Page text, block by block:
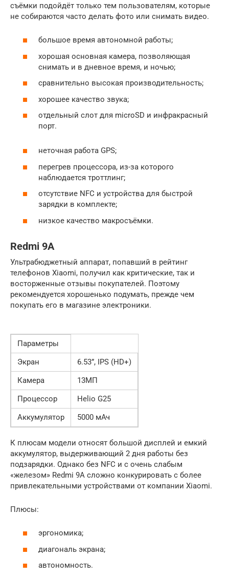
съёмки подойдёт только тем пользователям, которые
не собираются часто делать фото или снимать видео.
большое время автономной работы;
хорошая основная камера, позволяющая
снимать и в дневное время, и ночью;
сравнительно высокая производительность;
хорошее качество звука;
отдельный слот для microSD и инфракрасный
порт.
неточная работа GPS;
перегрев процессора, из-за которого
наблюдается троттлинг;
отсутствие NFC и устройства для быстрой
зарядки в комплекте;
низкое качество макросъёмки.
Redmi 9A
Ультрабюджетный аппарат, попавший в рейтинг
телефонов Xiaomi, получил как критические, так и
восторженные отзывы покупателей. Поэтому
рекомендуется хорошенько подумать, прежде чем
покупать его в магазине электроники.
Параметры
Экран
6.53”, IPS (HD+)
Камера
13МП
Процессор
Helio G25
Аккумулятор
5000 мАч
К плюсам модели относят большой дисплей и емкий
аккумулятор, выдерживающий 2 дня работы без
подзарядки. Однако без NFC и с очень слабым
«железом» Redmi 9A сложно конкурировать с более
привлекательными устройствами от компании Xiaomi.
Плюсы:
эргономика;
диагональ экрана;
автономность.